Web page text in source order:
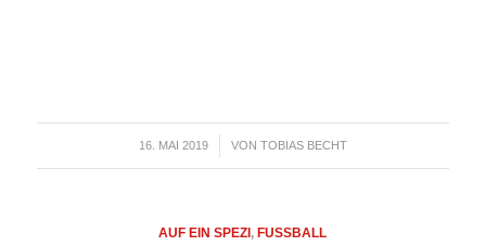
16. MAI 2019
/ VON TOBIAS BECHT
AUF EIN SPEZI , FUSSBALL